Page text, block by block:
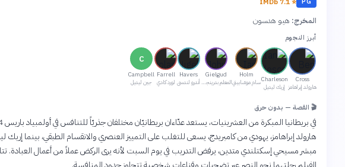
المخرج: هيو هدسون
أبرز النجوم
Cross
هارولد إبراهامز
Charleson
إريك ليديل
Holm
سام موسّابيني
Gielgud
المعلم بدرينجتون
Havers
أندرو لندسي
Farrell
لورد كادي
C
Campbell
جين ليديل
🎬 القصة — بدون حرق
هارولد إبراهامز، يهودي من كامبريدج، يسعى للتغلب على التمييز العنصري والانقسام الطبقي، بينما إريك
مبشر مسيحي إسكتلندي متدين، يرفض التدريب في يوم السبت لأنه يرى الركض عملاً من أعمال العبادة.